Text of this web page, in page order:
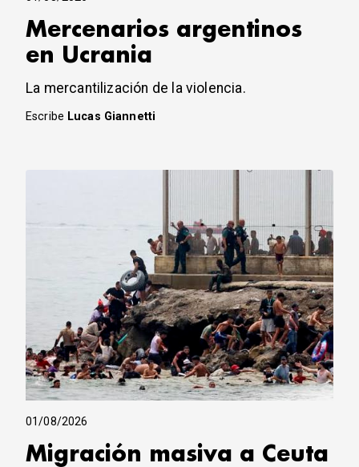
Mercenarios argentinos
en Ucrania
La mercantilización de la violencia.
Escribe Lucas Giannetti
01/08/2026
Migración masiva a Ceuta